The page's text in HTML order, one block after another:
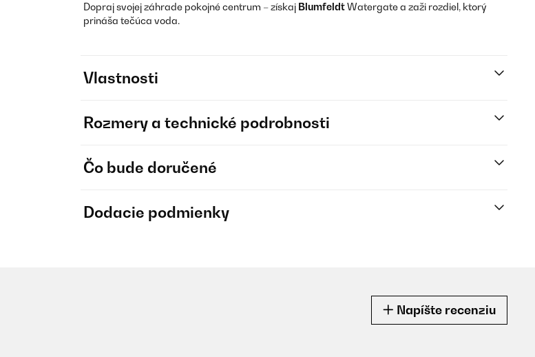
Dopraj svojej záhrade pokojné centrum – získaj BlumfeldtWatergate a zaži rozdiel, ktorý
prináša tečúca voda.
Vlastnosti
Rozmery a technické podrobnosti
Čo bude doručené
Dodacie podmienky
Napíšte recenziu